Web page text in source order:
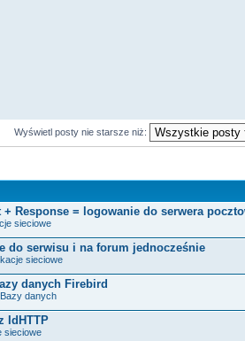
Wyświetl posty nie starsze niż:
+ Response = logowanie do serwera
sieciowe
do serwisu i na forum jednocześnie
sieciowe
danych Firebird
Bazy danych
IdHTTP
sieciowe